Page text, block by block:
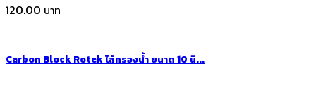
120.00
Carbon Block Rotek ไส้กรองน้ำ ขนาด 10 นิ...